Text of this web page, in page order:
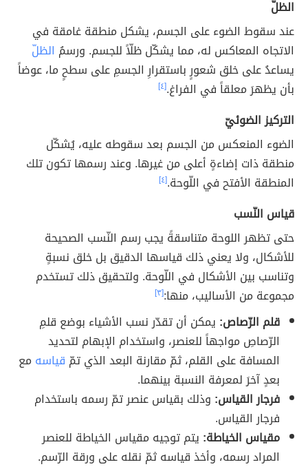
الظلّ
عند سقوط الضوء على الجسم، يشكل منطقة غامقة في
الاتجاه المعاكس له، مما يشكّل ظلّاً للجسم. ورسمُ الظلّ
يساعدُ على خلق شعورٍ باستقرارِ الجسمِ على سطحٍ ما، عوضاً
بأن يظهرَ معلقاً في الفراغ.[٤]
التركيز الضوئيّ
الضوء المنعكس من الجسم بعد سقوطه عليه، يُشكّل
منطقة ذات إضاءةٍ أعلى من غيرها. وعند رسمها تكون تلك
المنطقة الأفتح في اللّوحة.[٤]
قياس النّسب
حتى تظهر اللوحة متناسقةً يجب رسم النّسب الصحيحة
للأشكال، ولا يعني ذلك قياسها الدقيق بل خلق نسبةٍ
وتناسب بين الأشكال في اللّوحة. ولتحقيق ذلك تستخدم
مجموعة من الأساليب، منها:[٣]
قلم الرّصاص: يمكن أن تقدّر نسب الأشياء بوضع قلمِ
الرّصاصِ مواجهاً للعنصر، واستخدام الإبهام لتحديد
المسافة على القلم، ثمّ مقارنة البعد الذي تمّ قياسه مع
بعدٍ آخرَ لمعرفة النسبة بينهما.
فرجار القياس: وذلك بقياس عنصر تمّ رسمه باستخدام
فرجار القياس.
مقياس الخياطة: يتم توجيه مقياس الخياطة للعنصر
المراد رسمه، وأخذ قياسه ثمّ نقله على ورقة الرّسم.